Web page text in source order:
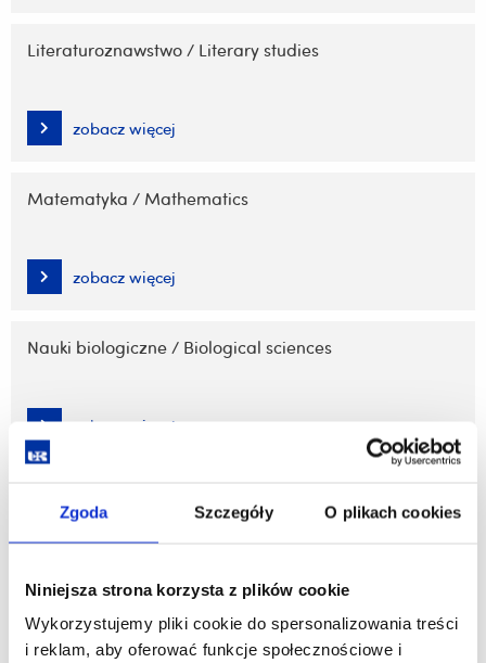
Zgoda Szczegóły O plikach cookies
Niniejsza strona korzysta z plików cookie
Wykorzystujemy pliki cookie do spersonalizowania treści
i reklam, aby oferować funkcje społecznościowe i
Literaturoznawstwo / Literary studies
zobacz więcej
Matematyka / Mathematics
zobacz więcej
Nauki biologiczne / Biological sciences
zobacz więcej
Nauki medyczne / Medical sciences